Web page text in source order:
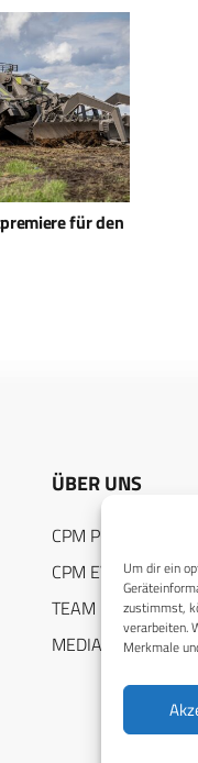
Um dir ein
zustimmst,
verarbeiten.
Merkmale
Australia
ÜBER UNS
CPM PUBLICATIONS
CPM EVENTS
TEAM
MEDIADATEN